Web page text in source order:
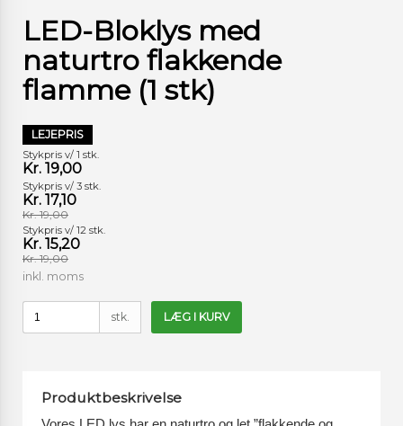
LED-Bloklys med
naturtro flakkende
flamme (1 stk)
LEJEPRIS
Stykpris v/ 1 stk.
Kr. 19,00
Stykpris v/ 3 stk.
Kr. 17,10
Kr. 19,00
Stykpris v/ 12 stk.
Kr. 15,20
Kr. 19,00
inkl. moms
stk. LÆG I KURV
Produktbeskrivelse